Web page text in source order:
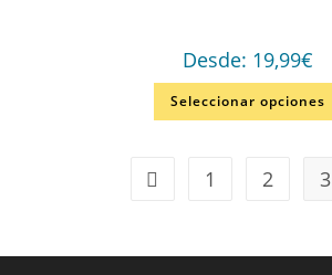
Desde: 19,99€
Seleccionar opciones
1 2 3